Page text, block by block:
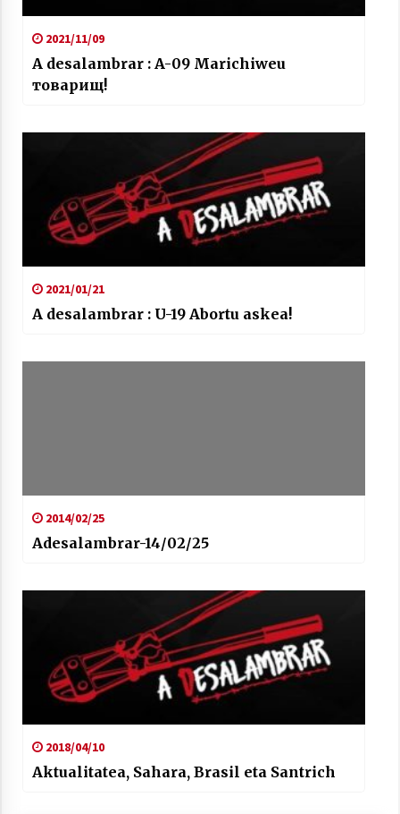
2021/11/09
A desalambrar : A-09 Marichiweu
товарищ!
2021/01/21
A desalambrar : U-19 Abortu askea!
2014/02/25
Adesalambrar-14/02/25
2018/04/10
Aktualitatea, Sahara, Brasil eta Santrich